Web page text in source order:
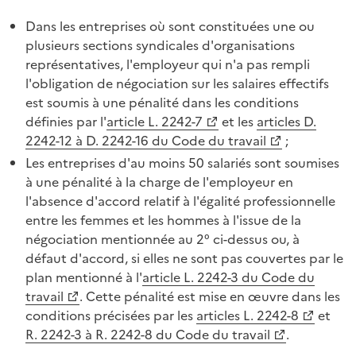
Dans les entreprises où sont constituées une ou
plusieurs sections syndicales d'organisations
représentatives, l'employeur qui n'a pas rempli
l'obligation de négociation sur les salaires effectifs
est soumis à une pénalité dans les conditions
définies par l'article L. 2242-7 et les articles D.
2242-12 à D. 2242-16 du Code du travail
;
Les entreprises d'au moins 50 salariés sont soumises
à une pénalité à la charge de l'employeur en
l'absence d'accord relatif à l'égalité professionnelle
entre les femmes et les hommes à l'issue de la
négociation mentionnée au 2° ci-dessus ou, à
défaut d'accord, si elles ne sont pas couvertes par le
plan mentionné à l'article L. 2242-3 du Code du
travail
. Cette pénalité est mise en œuvre dans les
conditions précisées par les articles L. 2242-8
et
R. 2242-3 à R. 2242-8 du Code du travail
.